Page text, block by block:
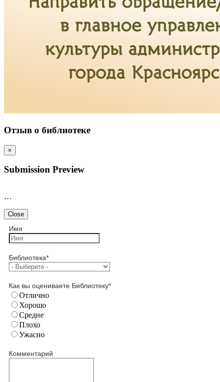
Отзыв о библиотеке
×
Submission Preview
…
Close
Имя
Библиотека*
Как вы оцениваете Библиотеку*
Отлично
Хорошо
Средне
Плохо
Ужасно
Комментарий